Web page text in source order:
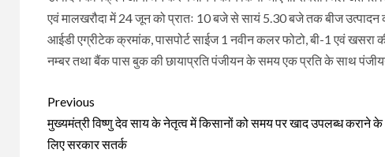
एवं मालखरौदा में 24 जून को प्रातः 10 बजे से सायं 5.30 बजे तक बीज
आईडी एग्रीटेक क्रमांक, पासपोर्ट साईज 1 नवीन कलर फोटो, बी-1 एवं खसरा
नम्बर तथा बैंक पास बुक की छायाप्रति पंजीयन के समय एक प्रति के साथ पंजीयन
Continue
Reading
Previous
मुख्यमंत्री विष्णु देव साय के नेतृत्व में किसानों को समय पर खाद उपलब्ध कराने के
लिए सरकार सतर्क